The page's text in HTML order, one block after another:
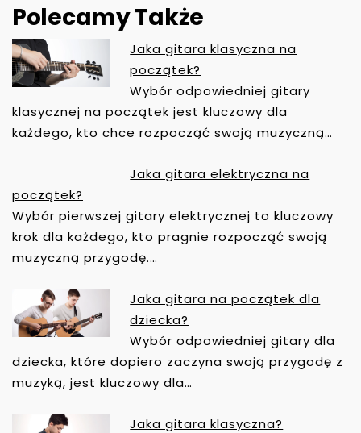
Polecamy Także
Jaka gitara klasyczna na
początek?
Wybór odpowiedniej gitary
klasycznej na początek jest kluczowy dla
każdego, kto chce rozpocząć swoją muzyczną…
Jaka gitara elektryczna na
początek?
Wybór pierwszej gitary elektrycznej to kluczowy
krok dla każdego, kto pragnie rozpocząć swoją
muzyczną przygodę.…
Jaka gitara na początek dla
dziecka?
Wybór odpowiedniej gitary dla
dziecka, które dopiero zaczyna swoją przygodę z
muzyką, jest kluczowy dla…
Jaka gitara klasyczna?
N
A
W
I
C
J
A
W
P
S
U